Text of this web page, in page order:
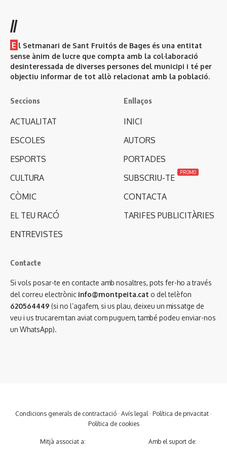
//
E l Setmanari de Sant Fruitós de Bages és una entitat
sense ànim de lucre que compta amb la col·laboració
desinteressada de diverses persones del municipi i té per
objectiu informar de tot allò relacionat amb la població.
Seccions
ACTUALITAT
ESCOLES
ESPORTS
CULTURA
CÒMIC
EL TEU RACÓ
ENTREVISTES
Enllaços
INICI
AUTORS
PORTADES
SUBSCRIU-TE
PROMO
CONTACTA
TARIFES PUBLICITÀRIES
Contacte
Si vols posar-te en contacte amb nosaltres, pots fer-ho a través
del correu electrònic info@montpeita.cat o del telèfon
620564449 (si no l’agafem, si us plau, deixeu un missatge de
veu i us trucarem tan aviat com puguem, també podeu enviar-nos
un WhatsApp).
Condicions generals de contractació · Avís legal · Política de privacitat ·
Política de cookies
Mitjà associat a: Amb el suport de: